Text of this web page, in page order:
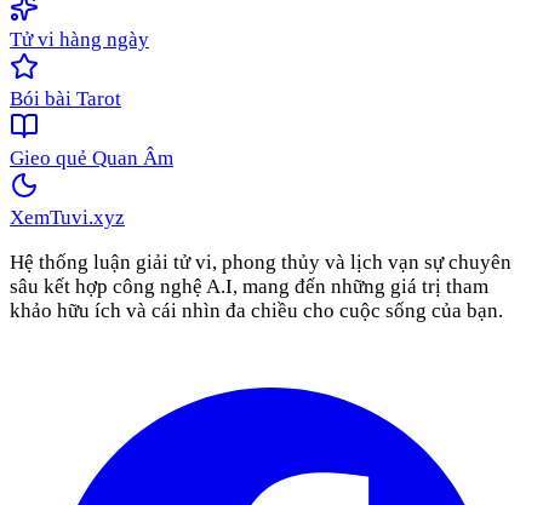
Tử vi hàng ngày
Bói bài Tarot
Gieo quẻ Quan Âm
XemTuvi.xyz
Hệ thống luận giải tử vi, phong thủy và lịch vạn sự chuyên
sâu kết hợp công nghệ A.I, mang đến những giá trị tham
khảo hữu ích và cái nhìn đa chiều cho cuộc sống của bạn.